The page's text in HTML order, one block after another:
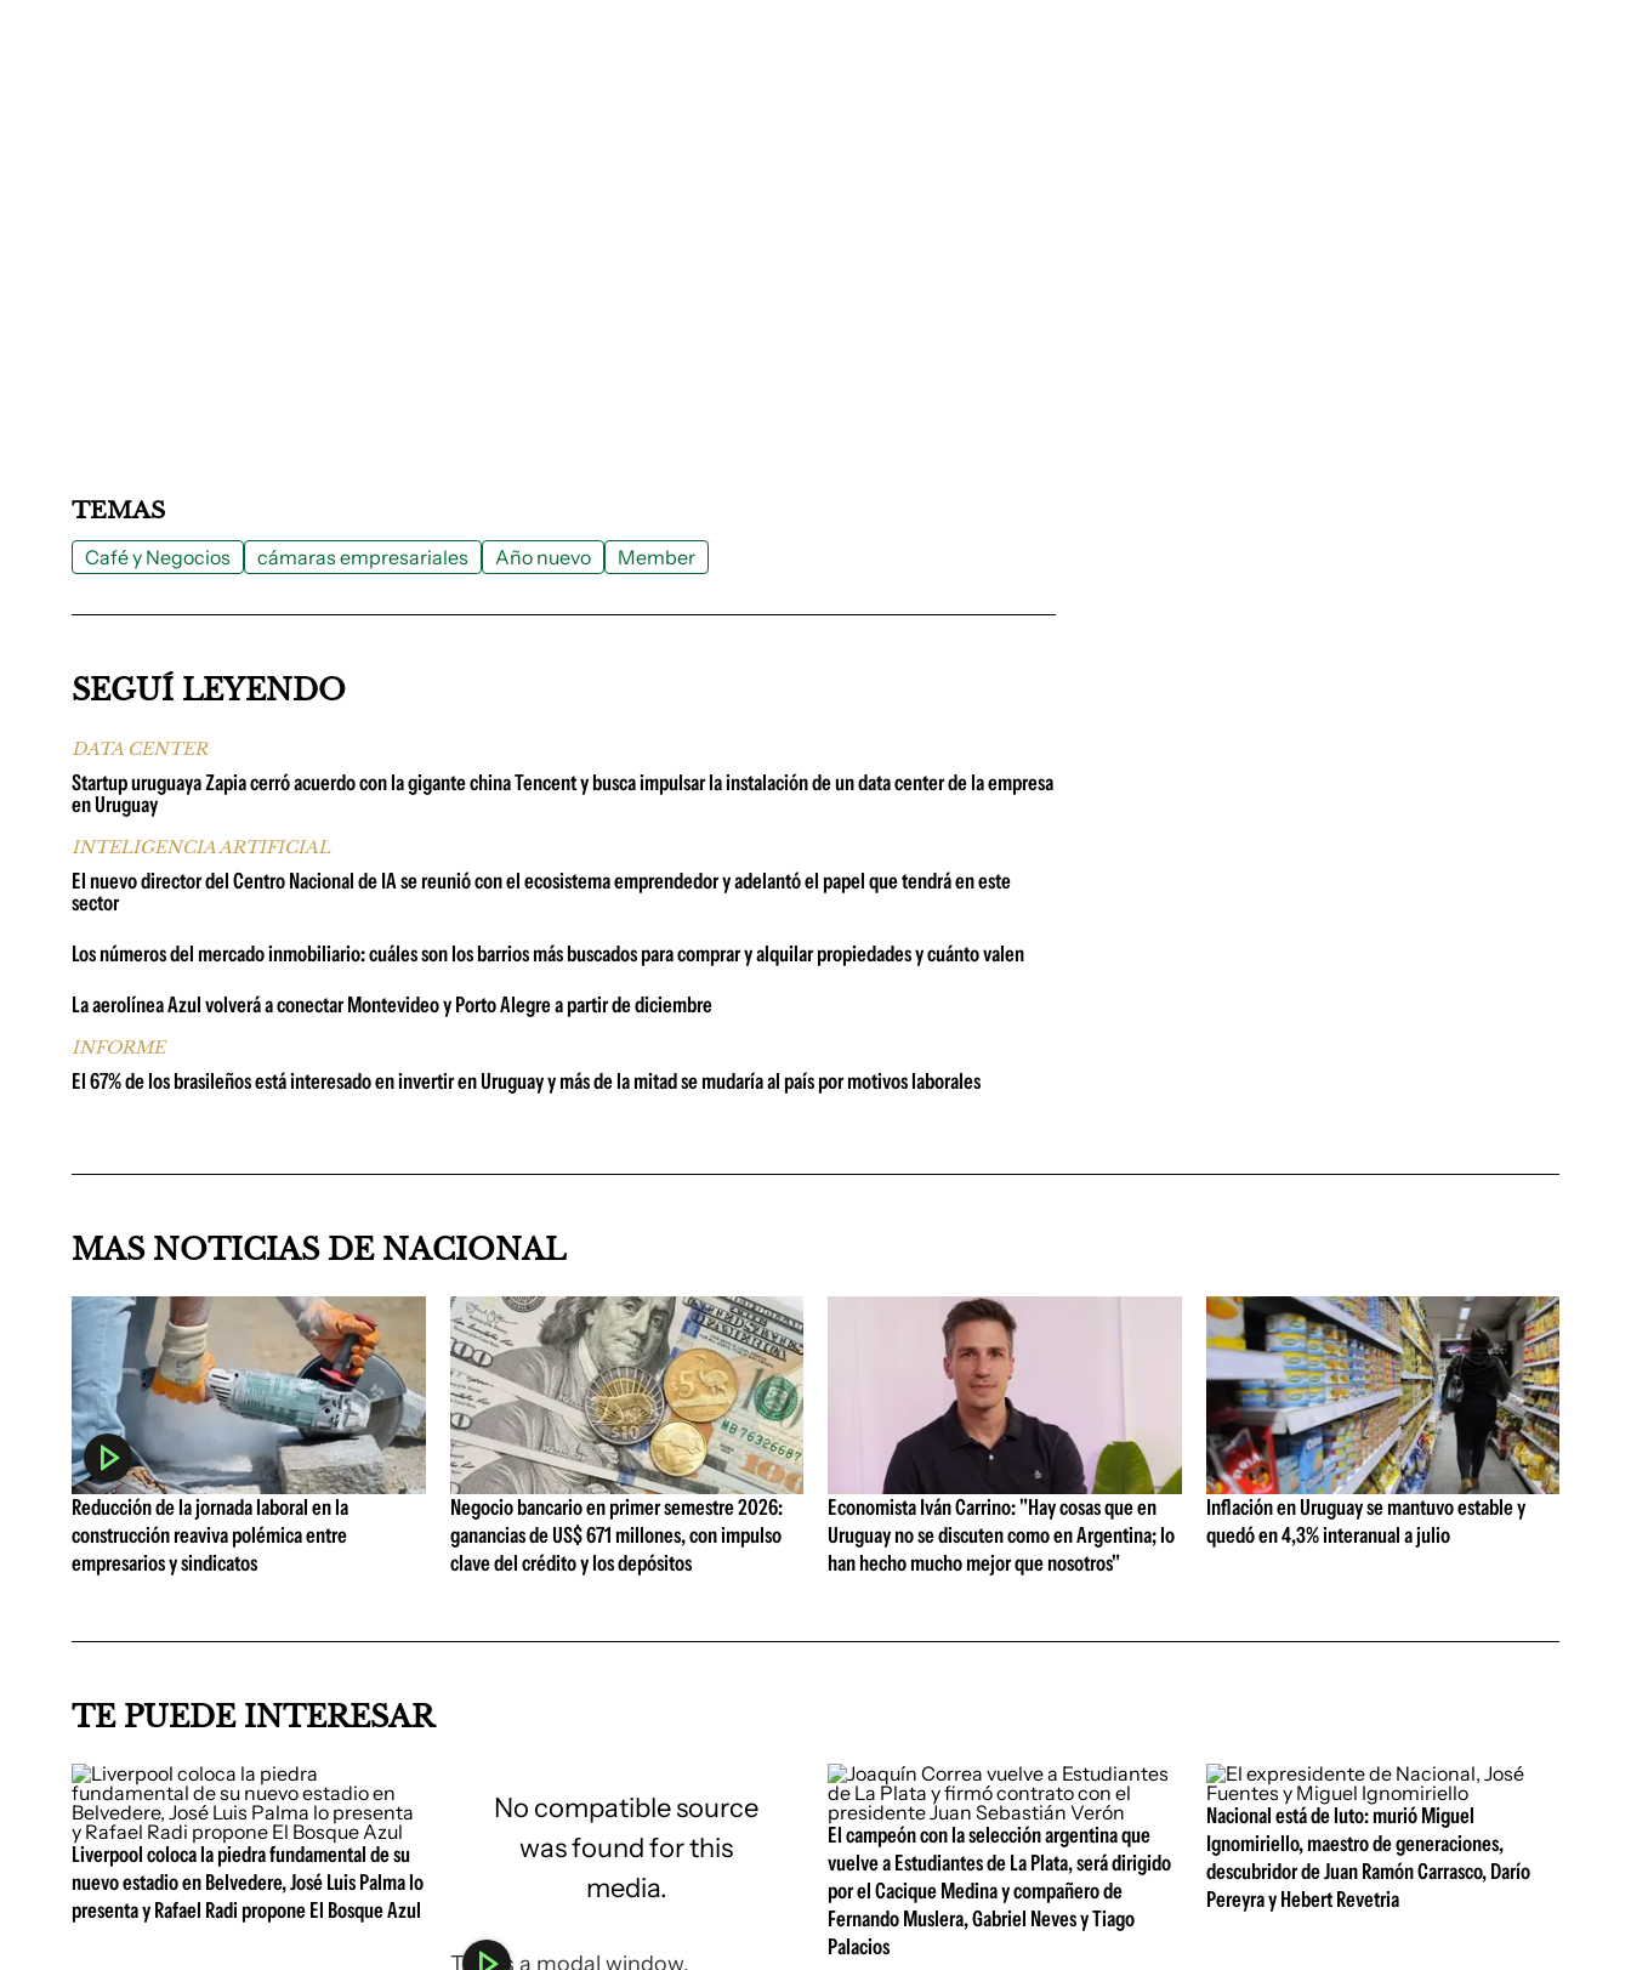
TEMAS
Café y Negocios cámaras empresariales Año nuevo Member
SEGUÍ LEYENDO
DATA CENTER
Startup uruguaya Zapia cerró acuerdo con la gigante china Tencent y busca impulsar la instalación de un data center de la empresa
en Uruguay
INTELIGENCIA ARTIFICIAL
El nuevo director del Centro Nacional de IA se reunió con el ecosistema emprendedor y adelantó el papel que tendrá en este
sector
Los números del mercado inmobiliario: cuáles son los barrios más buscados para comprar y alquilar propiedades y cuánto valen
La aerolínea Azul volverá a conectar Montevideo y Porto Alegre a partir de diciembre
INFORME
El 67% de los brasileños está interesado en invertir en Uruguay y más de la mitad se mudaría al país por motivos laborales
MAS NOTICIAS DE NACIONAL
Reducción de la jornada laboral en la
construcción reaviva polémica entre
empresarios y sindicatos
Negocio bancario en primer semestre 2026:
ganancias de US$ 671 millones, con impulso
clave del crédito y los depósitos
Economista Iván Carrino: "Hay cosas que en
Uruguay no se discuten como en Argentina; lo
han hecho mucho mejor que nosotros"
Inflación en Uruguay se mantuvo estable y
quedó en 4,3% interanual a julio
TE PUEDE INTERESAR
Liverpool coloca la piedra fundamental de su
nuevo estadio en Belvedere, José Luis Palma lo
presenta y Rafael Radi propone El Bosque Azul
This is a modal window.
No compatible source
was found for this
media.
El campeón con la selección argentina que
vuelve a Estudiantes de La Plata, será dirigido
por el Cacique Medina y compañero de
Fernando Muslera, Gabriel Neves y Tiago
Palacios
Nacional está de luto: murió Miguel
Ignomiriello, maestro de generaciones,
descubridor de Juan Ramón Carrasco, Darío
Pereyra y Hebert Revetria